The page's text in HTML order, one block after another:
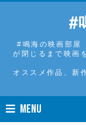
#
#鳴海の映画部屋
が閉じるまで映画
オススメ作品、新
MENU